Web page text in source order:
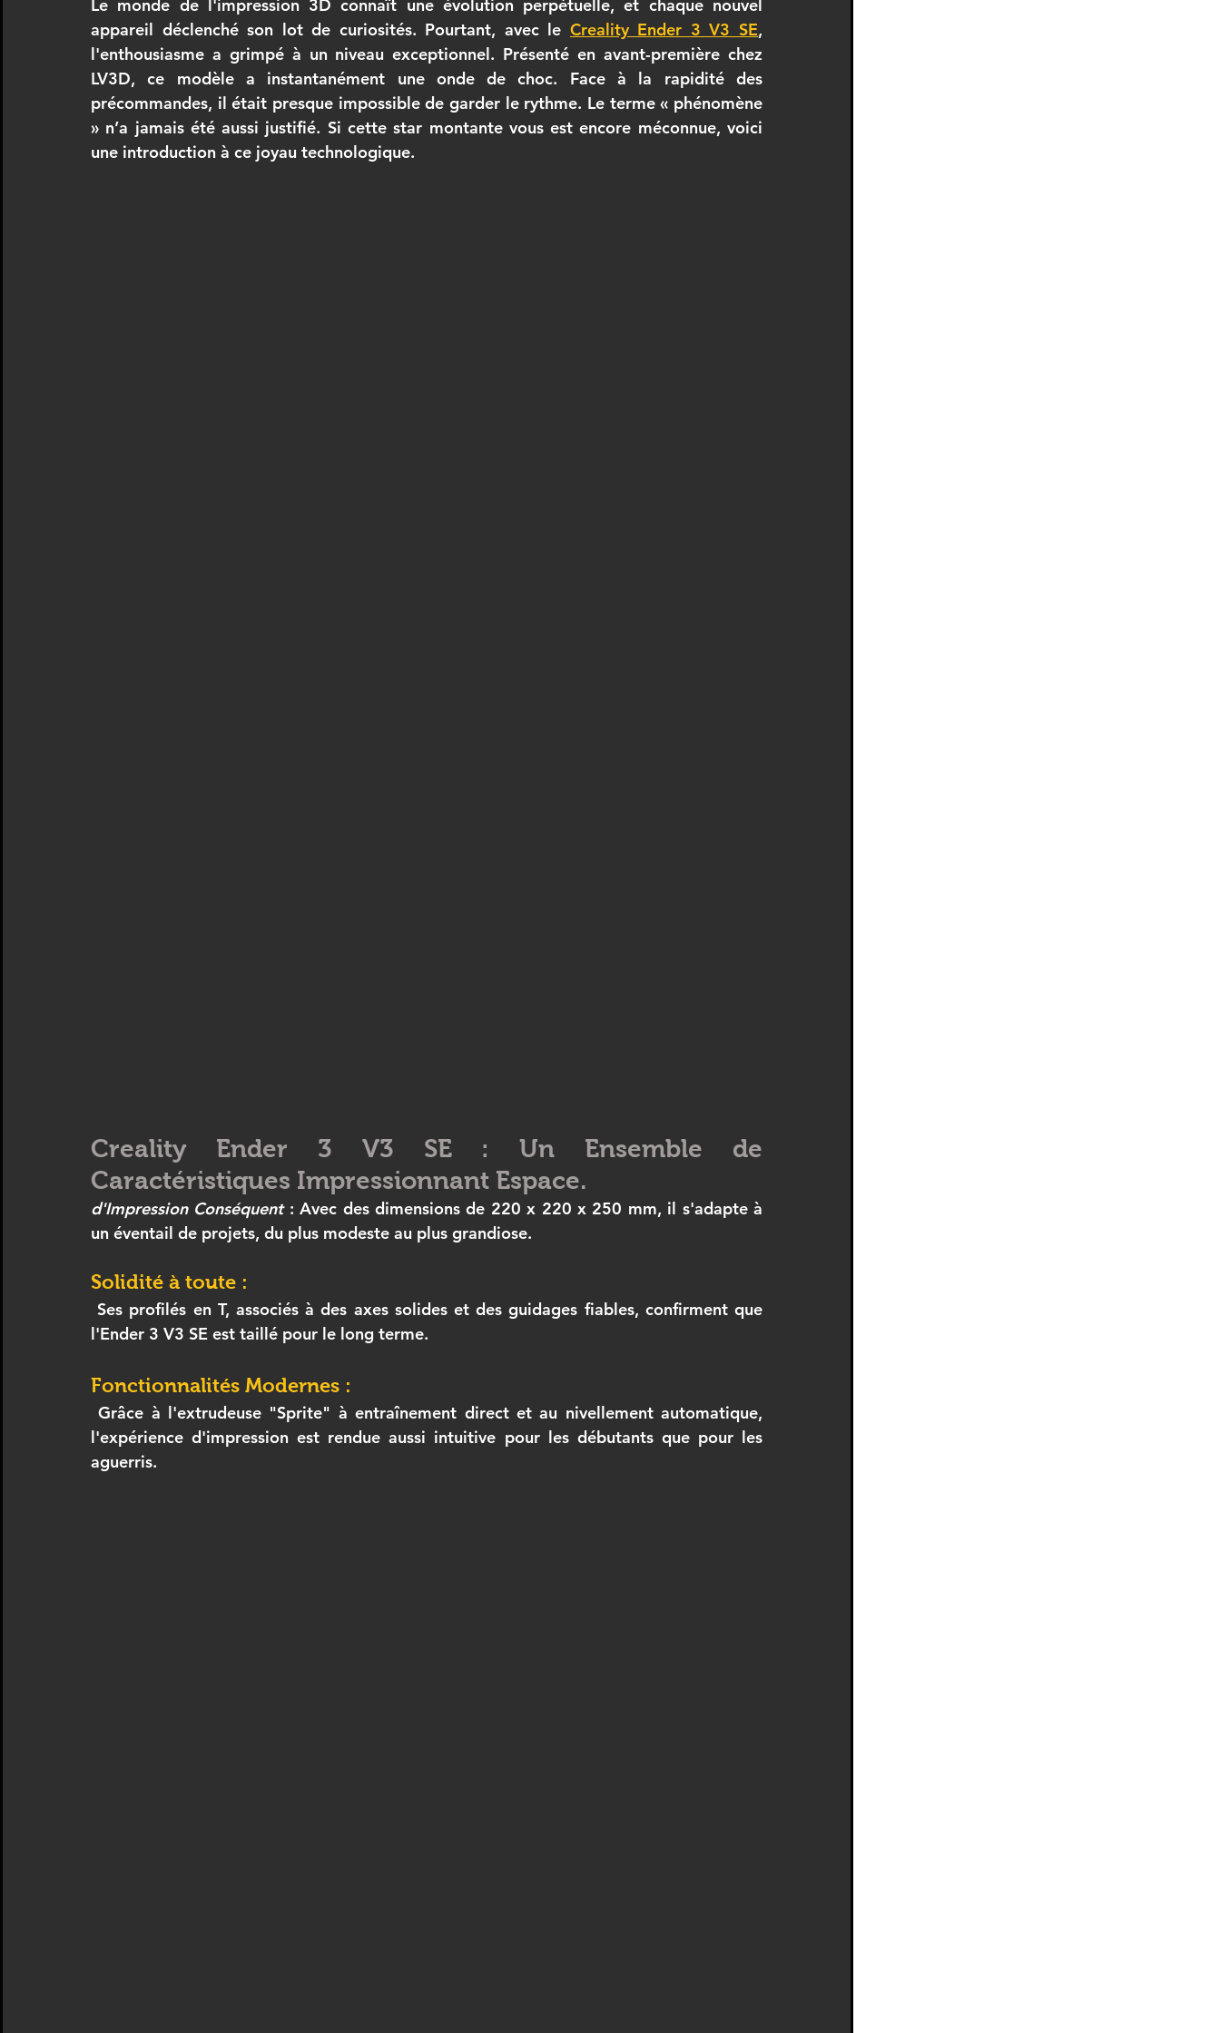
CREALITY IMPRIMANTE 3D ANYCUBIC Artiste 3D filament 3D ASA Elegoo bambulab Comparatif
scanner 3D Formation SCANNER 3D ANYCUBIC Formation CPF FUSION 360
Le monde de l'impression 3D connaît une évolution perpétuelle, et chaque nouvel
appareil déclenché son lot de curiosités. Pourtant, avec le Creality Ender 3 V3 SE,
l'enthousiasme a grimpé à un niveau exceptionnel. Présenté en avant-première chez
LV3D, ce modèle a instantanément une onde de choc. Face à la rapidité des
précommandes, il était presque impossible de garder le rythme. Le terme « phénomène
» n’a jamais été aussi justifié. Si cette star montante vous est encore méconnue, voici
une introduction à ce joyau technologique.
Creality Ender 3 V3 SE : Un Ensemble de
Caractéristiques Impressionnant Espace.
d'Impression Conséquent : Avec des dimensions de 220 x 220 x 250 mm, il s'adapte à
un éventail de projets, du plus modeste au plus grandiose.
Solidité à toute :
Ses profilés en T, associés à des axes solides et des guidages fiables, confirment que
l'Ender 3 V3 SE est taillé pour le long terme.
Fonctionnalités Modernes :
Grâce à l'extrudeuse "Sprite" à entraînement direct et au nivellement automatique,
l'expérience d'impression est rendue aussi intuitive pour les débutants que pour les
aguerris.